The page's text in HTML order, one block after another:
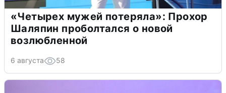
«Четырех мужей потеряла»: Прохор
Шаляпин проболтался о новой
возлюбленной
6 августа 58